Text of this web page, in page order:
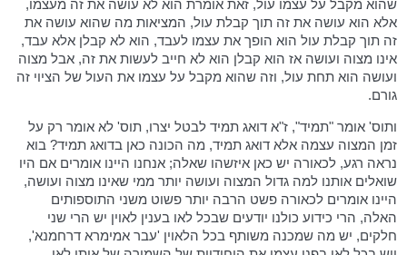
שהוא מקבל על עצמו עול, זאת אומרת הוא לא עושה את זה מעצמו,
אלא הוא עושה את זה תוך קבלת עול, המציאות מה שהוא עושה את
זה תוך קבלת עול הוא הופך את עצמו לעבד, הוא לא קבלן אלא עבד,
אינו מצוה ועושה אז הוא קבלן הוא לא חייב לעשות את זה, אבל מצוה
ועושה הוא תחת עול, וזה שהוא מקבל על עצמו את העול של הציוי זה
גורם.
ותוס' אומר "תמיד", ז"א דואג תמיד לבטל יצרו, תוס' לא אומר רק על
זמן המצוה עצמה אלא דואג תמיד, מה הכונה כאן בדואג תמיד? בוא
נראה רגע, לכאורה יש כאן איזשהו שאלה; אנחנו היינו אומרים אם היו
שואלים אותנו למה גדול המצוה ועושה יותר ממי שאינו מצוה ועושה,
היינו אומרים לכאורה פשט הרבה יותר פשוט משני התוספותים
האלה, הרי כידוע כולנו יודעים שבכל לאו בענין לאוין יש הרי שני
חלקים, יש מה שמכנה משותף בכל הלאוין 'עבר אמימרא דרחמנא',